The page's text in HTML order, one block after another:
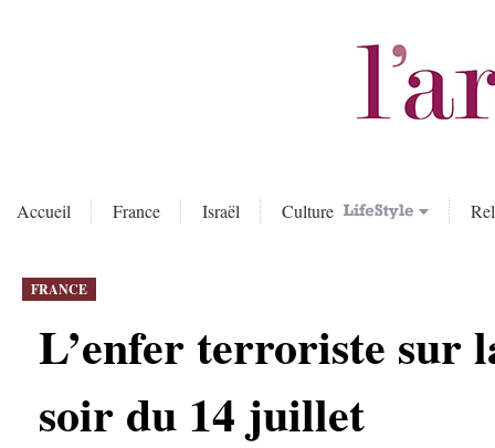
Accueil France Israël Culture
FRANCE
L’enfer terroriste sur
soir du 14 juillet